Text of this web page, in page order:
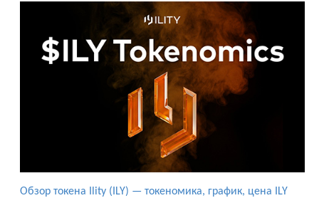
Обзор токена Ility (ILY) — токеномика, график, цена ILY